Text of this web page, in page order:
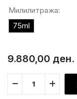
Милилитража:
75ml
9.880,00 ден.